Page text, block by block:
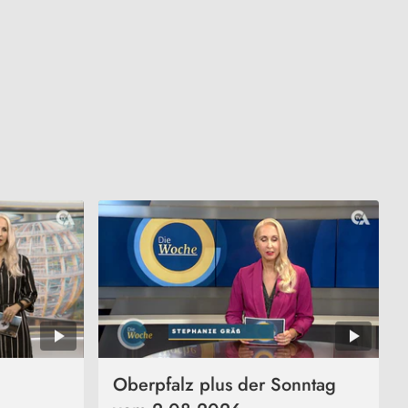
Oberpfalz plus der Sonntag